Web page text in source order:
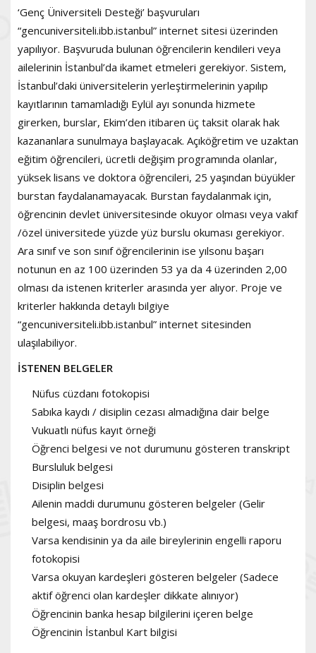
‘Genç Üniversiteli Desteği’ başvuruları
“gencuniversiteli.ibb.istanbul” internet sitesi üzerinden
yapılıyor. Başvuruda bulunan öğrencilerin kendileri veya
ailelerinin İstanbul’da ikamet etmeleri gerekiyor. Sistem,
İstanbul’daki üniversitelerin yerleştirmelerinin yapılıp
kayıtlarının tamamladığı Eylül ayı sonunda hizmete
girerken, burslar, Ekim’den itibaren üç taksit olarak hak
kazananlara sunulmaya başlayacak. Açıköğretim ve uzaktan
eğitim öğrencileri, ücretli değişim programında olanlar,
yüksek lisans ve doktora öğrencileri, 25 yaşından büyükler
burstan faydalanamayacak. Burstan faydalanmak için,
öğrencinin devlet üniversitesinde okuyor olması veya vakıf
/özel üniversitede yüzde yüz burslu okuması gerekiyor.
Ara sınıf ve son sınıf öğrencilerinin ise yılsonu başarı
notunun en az 100 üzerinden 53 ya da 4 üzerinden 2,00
olması da istenen kriterler arasında yer alıyor. Proje ve
kriterler hakkında detaylı bilgiye
“gencuniversiteli.ibb.istanbul” internet sitesinden
ulaşılabiliyor.
İSTENEN BELGELER
Nüfus cüzdanı fotokopisi
Sabıka kaydı / disiplin cezası almadığına dair belge
Vukuatlı nüfus kayıt örneği
Öğrenci belgesi ve not durumunu gösteren transkript
Bursluluk belgesi
Disiplin belgesi
Ailenin maddi durumunu gösteren belgeler (Gelir
belgesi, maaş bordrosu vb.)
Varsa kendisinin ya da aile bireylerinin engelli raporu
fotokopisi
Varsa okuyan kardeşleri gösteren belgeler (Sadece
aktif öğrenci olan kardeşler dikkate alınıyor)
Öğrencinin banka hesap bilgilerini içeren belge
Öğrencinin İstanbul Kart bilgisi